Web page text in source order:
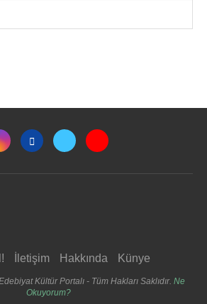
İletişim Hakkında Künye
Kültür Portalı - Tüm Hakları Saklıdır. Ne
Okuyorum?